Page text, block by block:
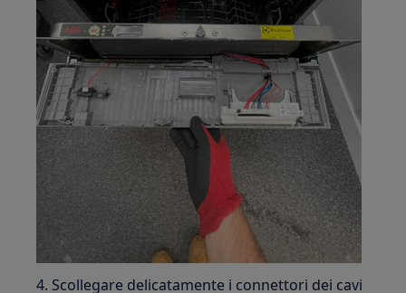
4. Scollegare delicatamente i connettori dei cavi